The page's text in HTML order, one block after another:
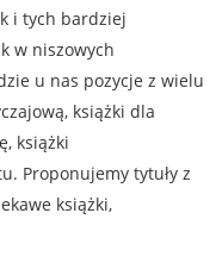
i tych bardziej
w niszowych
u nas pozycje z wielu
książki dla
książki
Proponujemy tytuły z
książki,